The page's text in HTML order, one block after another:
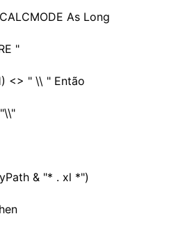
As Long
"
<> " \\ " Então
& "* . xl *")